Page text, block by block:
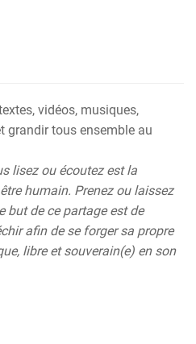
vidéos, musiques,
grandir tous ensemble au
lisez ou écoutez est la
humain. Prenez ou laissez
but de ce partage est de
afin de se forger sa propre
libre et souverain(e) en son